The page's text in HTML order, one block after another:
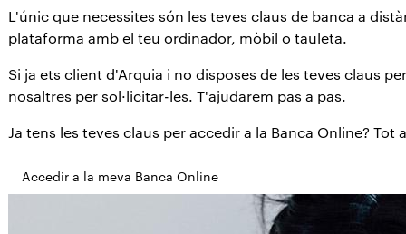
L'únic que necessites són les teves claus de banca a
plataforma amb el teu ordinador, mòbil o tauleta.
Si ja ets client d'Arquia i no disposes de les teves claus
nosaltres per sol·licitar-les. T'ajudarem pas a pas.
Ja tens les teves claus per accedir a la Banca Online?
Accedir a la meva Banca Online